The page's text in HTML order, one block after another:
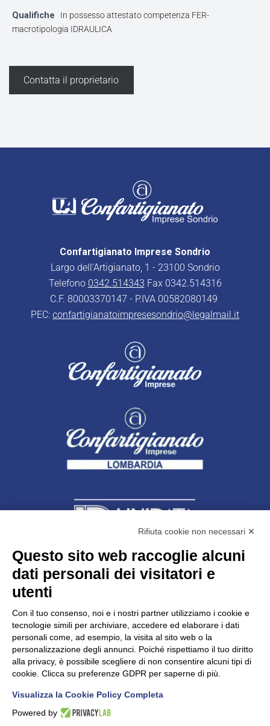
Qualifiche
In possesso attestato competenza FER-
macrotipologia IDRAULICA
Contatta il proprietario
Confartigianato Imprese Sondrio
Largo dell’Artigianato, 1 - 23100 Sondrio
Telefono 0342.514343 Fax 0342.514316
C.F. 80003370147 - P.IVA 00582080149
PEC: confartigianatoimpresesondrio@legalmail.it
Unidata s.r.lcon unico socio
Largo dell’Artigianato, 1 - 23100 Sondrio
C.F. 00481790145 - N.REA SO-36426
PEC: unidata.sondrio@legalmail.it
Cap. soc. euro 100.000,00 i.v.
Rifiuta cookie non necessari ✕
Questo sito web raccoglie alcuni
dati personali dei visitatori e
utenti
Con il tuo consenso, noi e i nostri partner utilizziamo i cookie e
tecnologie simili per archiviare, accedere ed elaborare i dati
personali come, ad esempio, la visita al sito web o la
personalizzazione degli annunci. Poiché rispettiamo il tuo diritto
alla privacy, è possibile scegliere di non consentire alcuni tipi di
cookie. Clicca su preferenze GDPR per saperne di più.
Visualizza la Cookie Policy Completa
Powered by